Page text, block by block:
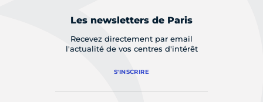
Les newsletters de Paris
Recevez directement par email
l'actualité de vos centres d'intérêt
S'INSCRIRE